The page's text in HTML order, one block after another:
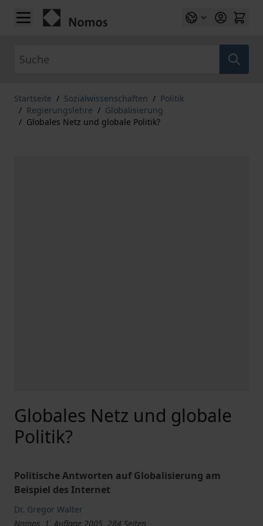
Zum Inhalt springen
Startseite / Sozialwissenschaften / Politik
/ Regierungslehre / Globalisierung
/ Globales Netz und globale Politik?
Globales Netz und globale
Politik?
Politische Antworten auf Globalisierung am
Beispiel des Internet
Dr. Gregor Walter
Nomos, 1. Auflage 2005, 284 Seiten